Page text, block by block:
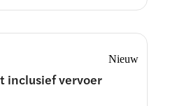
Nieuw
inclusief vervoer